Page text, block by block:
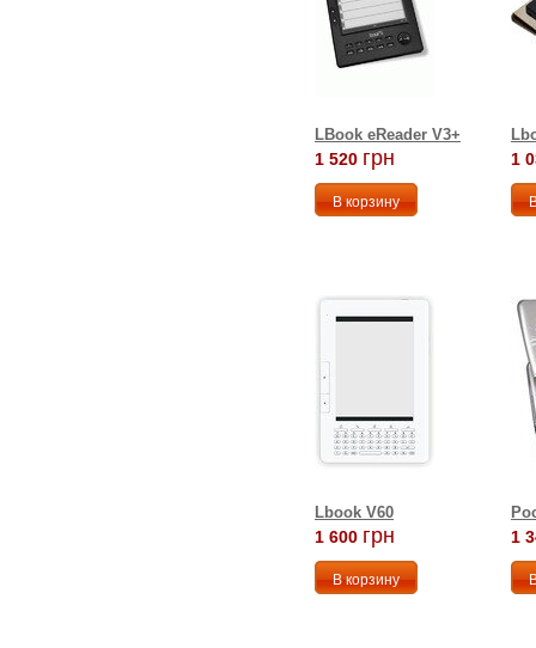
LBook eReader V3+
1 520 грн 1
Lbook V60
1 600 грн 1